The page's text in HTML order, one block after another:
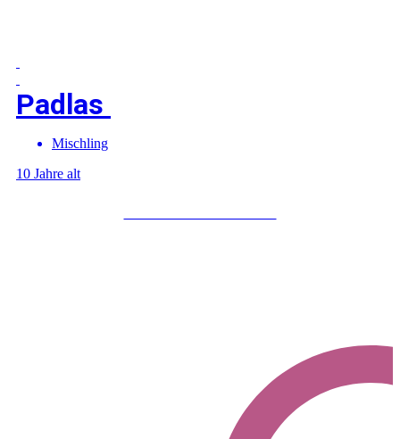
Padlas
Mischling
10 Jahre alt